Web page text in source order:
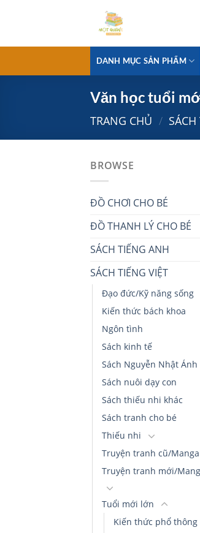
DANH MỤC SẢN PHẨM
Văn học tuổi
TRANG CHỦ /
BROWSE
ĐỒ CHƠI CHO BÉ
ĐỒ THANH LÝ CHO BÉ
SÁCH TIẾNG ANH
SÁCH TIẾNG VIỆT
Đạo đức/Kỹ năng sống
Kiến thức bách khoa
Ngôn tình
Sách kinh tế
Sách Nguyễn Nhật Ánh
Sách nuôi dạy con
Sách thiếu nhi khác
Sách tranh cho bé
Thiếu nhi
Truyện tranh cũ/
Truyện tranh mới/
Tuổi mới lớn
Kiến thức phổ thông